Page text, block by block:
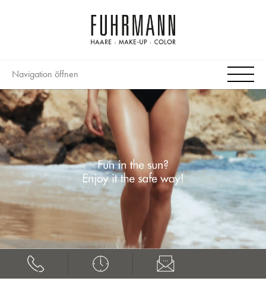
Navigation öffnen